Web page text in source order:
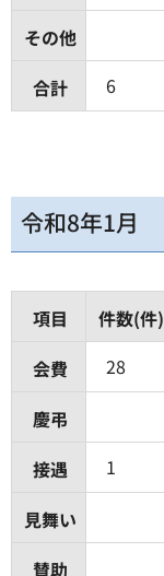
その他
合計
6
令和8年1月
項目 件数(件)
会費
28
慶弔
接遇
1
見舞い
賛助